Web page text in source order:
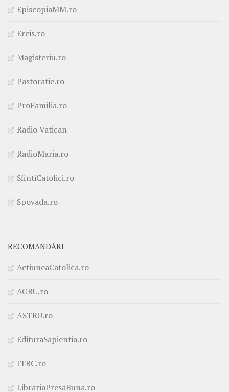
EpiscopiaMM.ro
Ercis.ro
Magisteriu.ro
Pastoratie.ro
ProFamilia.ro
Radio Vatican
RadioMaria.ro
SfintiCatolici.ro
Spovada.ro
RECOMANDĂRI
ActiuneaCatolica.ro
AGRU.ro
ASTRU.ro
EdituraSapientia.ro
ITRC.ro
LibrariaPresaBuna.ro